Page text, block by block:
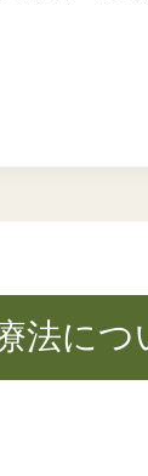
法につ